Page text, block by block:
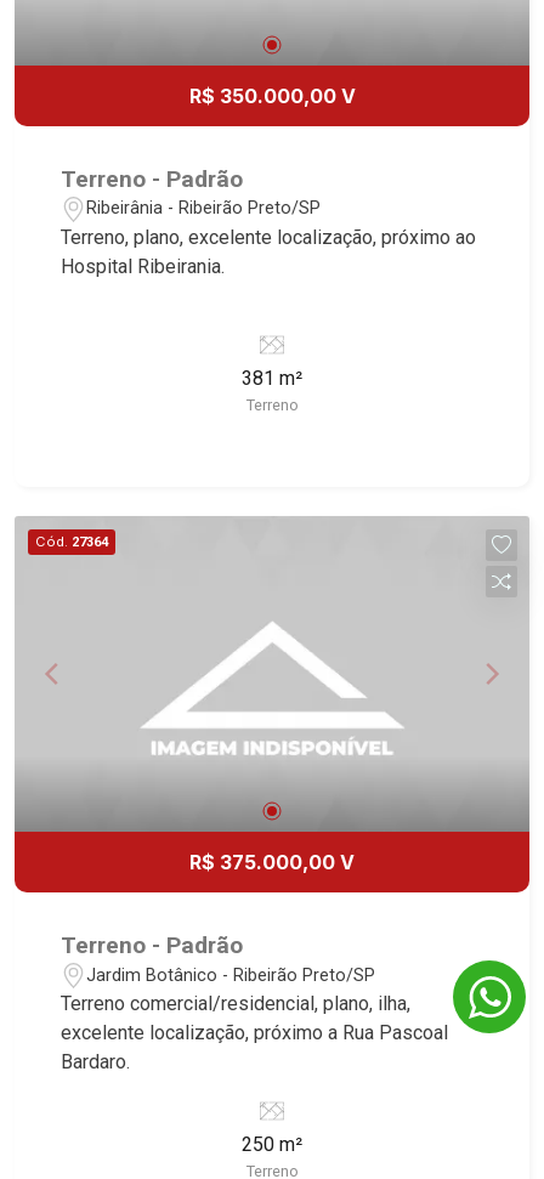
R$ 350.000,00 V
Terreno - Padrão
Ribeirânia - Ribeirão Preto/SP
Terreno, plano, excelente localização, próximo ao
Hospital Ribeirania.
381 m²
Terreno
Cód. 27364
R$ 375.000,00 V
Terreno - Padrão
Jardim Botânico - Ribeirão Preto/SP
Terreno comercial/residencial, plano, ilha,
excelente localização, próximo a Rua Pascoal
Bardaro.
250 m²
Terreno